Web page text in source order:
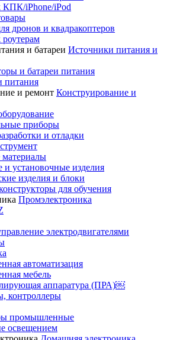
КПК/iPhone/iPod
дронов и квадракоптеров
роутерам
Источники питания и
и батареи питания
питания
Конструирование и
приборы
и отладки
материалы
и установочные изделия
изделия и блоки
для обучения
Промэлектроника
электродвигателями
автоматизация
мебель
аппаратура (ПРА)￼
контроллеры
промышленные
освещением